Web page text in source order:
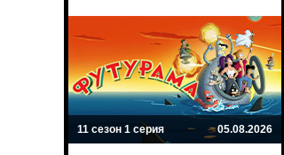
11 сезон 1 серия 05.08.2026